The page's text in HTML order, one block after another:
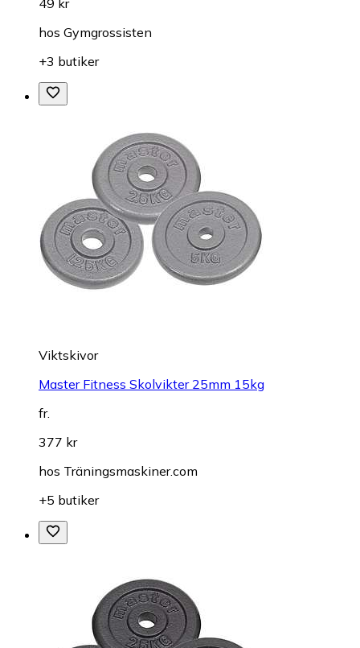
hos Gymgrossisten
+3 butiker
Viktskivor
Master Fitness Skolvikter 25mm 15kg
fr.
377 kr
hos Träningsmaskiner.com
+5 butiker